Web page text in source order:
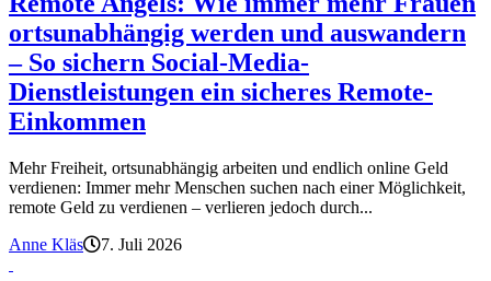
ortsunabhängig werden und auswandern
– So sichern Social-Media-
Dienstleistungen ein sicheres Remote-
Einkommen
Mehr Freiheit, ortsunabhängig arbeiten und endlich online Geld
verdienen: Immer mehr Menschen suchen nach einer Möglichkeit,
remote Geld zu verdienen – verlieren jedoch durch...
Anne Kläs
7. Juli 2026